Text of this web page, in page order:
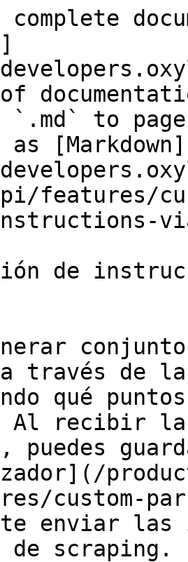
`.md` to
[Markdown]
features/
de
través de la
qué
Al recibir
puedes
custom-
enviar
scraping.